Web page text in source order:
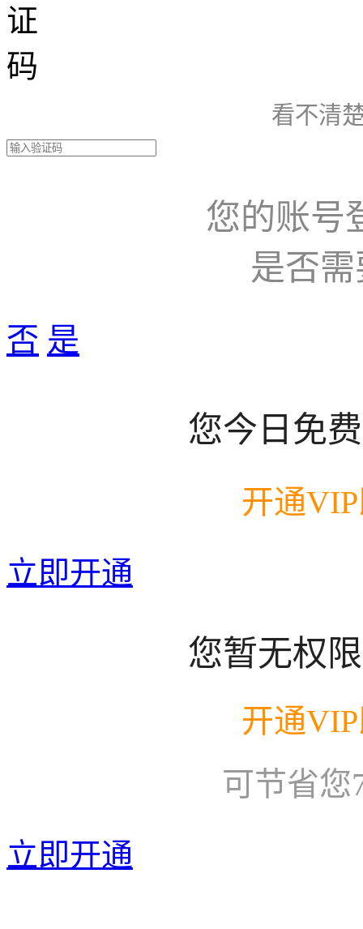
看不清
您的账号
是否
否 是
您今日免
开通
立即开通
您暂无权
开通
可节省您
立即开通